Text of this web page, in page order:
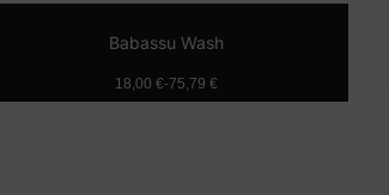
Babassu Wash
18,00 €-75,79 €